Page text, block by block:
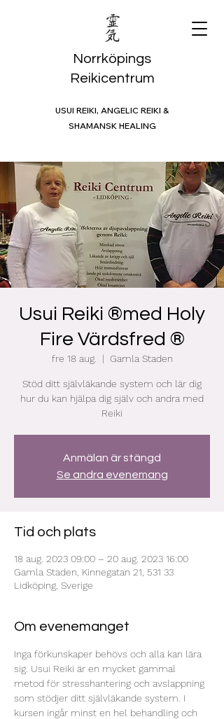
USUI REIKI, ANGELIC REIKI &
SHAMANSK HEALING
Norrköpings
Reikicentrum
Usui Reiki ®med Holy
Fire Värdsfred ®
fre 18 aug.
  |
Gamla Staden
Stöd ditt självläkande system och lär dig
hur du kan hjälpa dig själv och andra med
Reiki
Anmälan är stängd
Se andra evenemang
Tid och plats
18 aug. 2023 09:00 – 20 aug. 2023 16:00
Gamla Staden, Kinnegatan 21, 531 33
Lidköping, Sverige
Om evenemanget
Inga förkunskaper behövs och alla kan lära
sig. Usui Reiki är en mycket gammal
metod för stresshantering och avslappning
som stödjer ditt självläkande system. I
kursen ingår minst en hel behandling och